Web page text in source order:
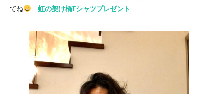
てね
→虹の架け橋Tシャツプレゼント